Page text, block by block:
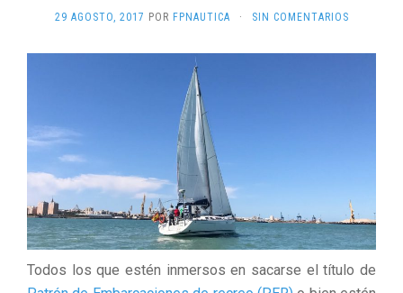
29 AGOSTO, 2017 POR FPNAUTICA · SIN COMENTARIOS
Todos los que estén inmersos en sacarse el título de